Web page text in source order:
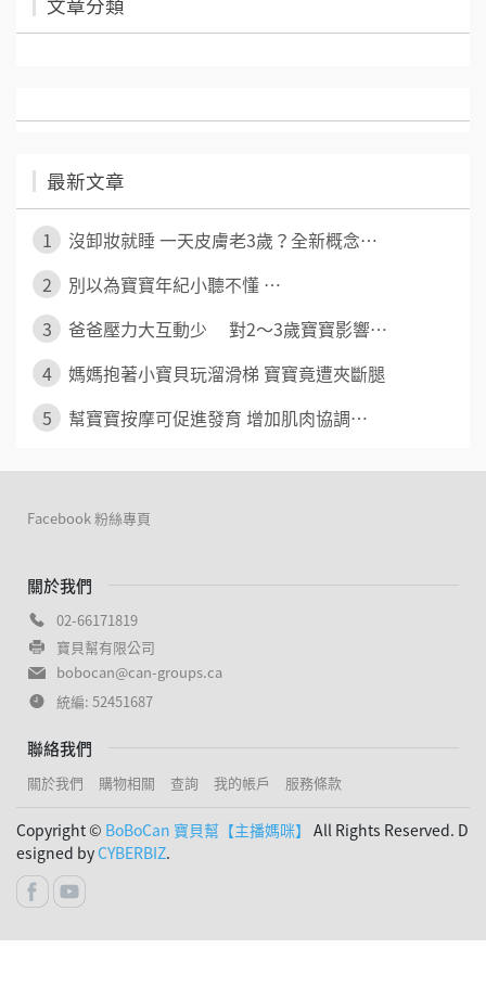
文章分類
最新文章
1
沒卸妝就睡 一天皮膚老3歲？全新概念⋯
2
別以為寶寶年紀小聽不懂 ⋯
3
爸爸壓力大互動少 對2～3歲寶寶影響⋯
4
媽媽抱著小寶貝玩溜滑梯 寶寶竟遭夾斷腿
5
幫寶寶按摩可促進發育 增加肌肉協調⋯
關於我們
02-66171819
寶貝幫有限公司
bobocan@can-groups.ca
統編: 52451687
聯絡我們
關於我們 購物相關 查詢 我的帳戶 服務條款
Facebook 粉絲專頁
Copyright © BoBoCan 寶貝幫【主播媽咪】 All Rights Reserved. D
esigned byCYBERBIZ.